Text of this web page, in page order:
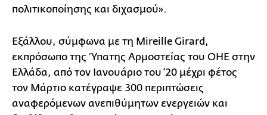
πολιτικοποίησης και διχασμού».
Eξάλλου, σύμφωνα με τη Mireille Girard,
εκπρόσωπο της Ύπατης Αρμοστείας του ΟΗΕ στην
Ελλάδα, από τον Ιανουάριο του ‘20 μέχρι φέτος
τον Μάρτιο κατέγραψε 300 περιπτώσεις
αναφερόμενων ανεπιθύμητων ενεργειών και